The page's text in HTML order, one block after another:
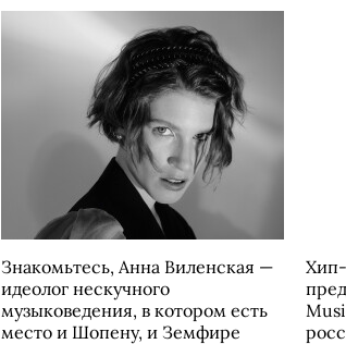
Знакомьтесь, Анна Виленская —
идеолог нескучного
музыковедения, в котором есть
место и Шопену, и Земфире
Хип-